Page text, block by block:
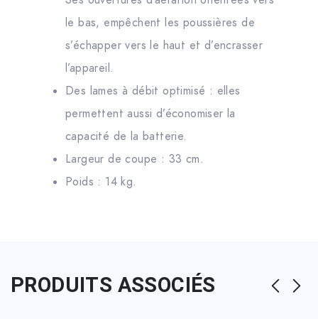
le bas, empêchent les poussières de
s’échapper vers le haut et d’encrasser
l’appareil.
Des lames à débit optimisé : elles
permettent aussi d’économiser la
capacité de la batterie.
Largeur de coupe : 33 cm.
Poids : 14 kg.
PRODUITS ASSOCIÉS